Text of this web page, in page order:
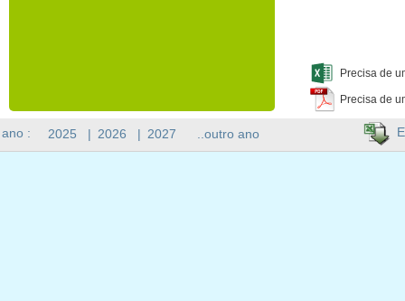
Precisa de
Precisa de
: 2025 | 2026 | 2027 ..outro ano